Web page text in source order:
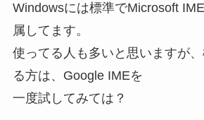
Windowsには標準でMicrosoft
属してます。
使ってる人も多いと思いますが
る方は、Google IMEを
一度試してみては？